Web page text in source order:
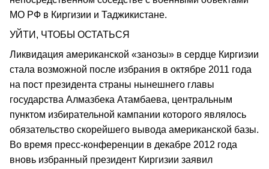
МО РФ в Киргизии и Таджикистане.
УЙТИ, ЧТОБЫ ОСТАТЬСЯ
Ликвидация американской «занозы» в сердце Киргизии
стала возможной после избрания в октябре 2011 года
на пост президента страны нынешнего главы
государства Алмазбека Атамбаева, центральным
пунктом избирательной кампании которого являлось
обязательство скорейшего вывода американской базы.
Во время пресс-конференции в декабре 2012 года
вновь избранный президент Киргизии заявил